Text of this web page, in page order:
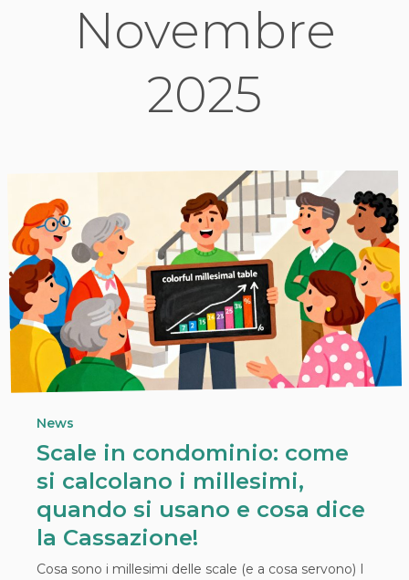
Novembre
2025
News
Scale in condominio: come
si calcolano i millesimi,
quando si usano e cosa dice
la Cassazione!
Cosa sono i millesimi delle scale (e a cosa servono) I